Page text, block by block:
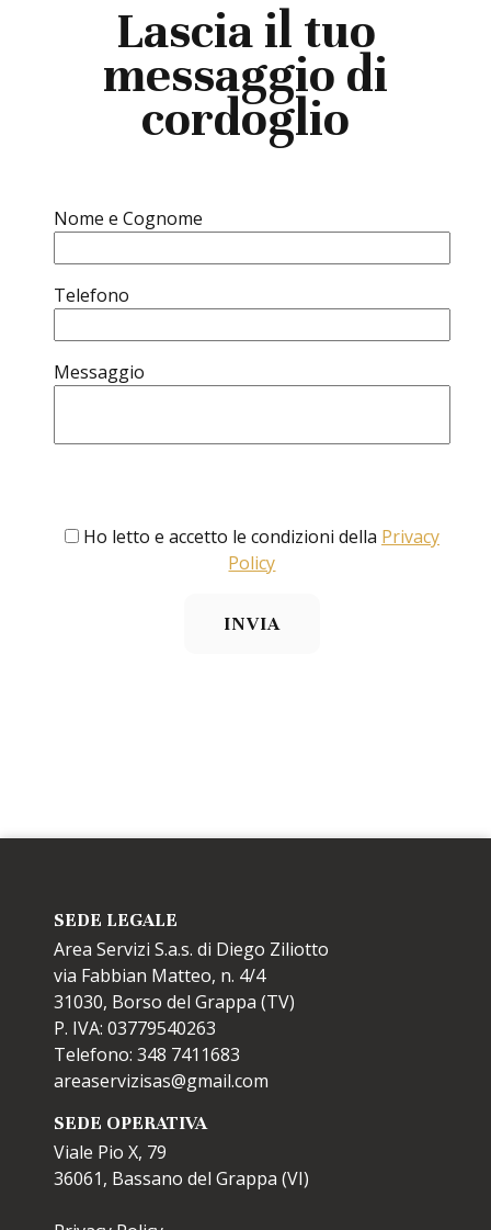
Lascia il tuo
messaggio di
cordoglio
Nome e Cognome
Telefono
Messaggio
Ho letto e accetto le condizioni della Privacy
Policy
INVIA
SEDE LEGALE
Area Servizi S.a.s. di Diego Ziliotto
via Fabbian Matteo, n. 4/4
31030, Borso del Grappa (TV)
P. IVA: 03779540263
Telefono: 348 7411683
areaservizisas@gmail.com
SEDE OPERATIVA
Viale Pio X, 79
36061, Bassano del Grappa (VI)